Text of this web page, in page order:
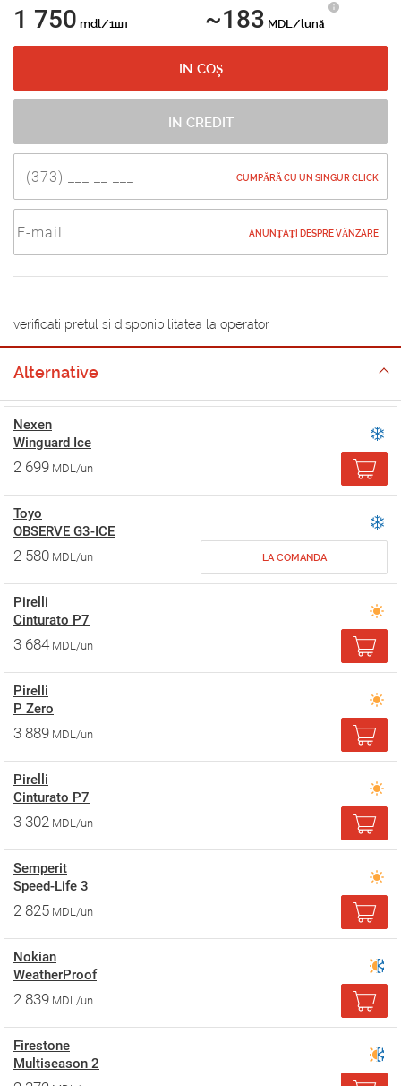
1 750 mdl/1шт ~183 MDL/lună
IN COȘ
IN CREDIT
CUMPĂRĂ CU UN SINGUR CLICK
ANUNȚAȚI DESPRE VÂNZARE
verificati pretul si disponibilitatea la operator
Alternative
Nexen
Winguard Ice
2 699 MDL/un
Toyo
OBSERVE G3-ICE
2 580 MDL/un LA COMANDA
Pirelli
Cinturato P7
3 684 MDL/un
Pirelli
P Zero
3 889 MDL/un
Pirelli
Cinturato P7
3 302 MDL/un
Semperit
Speed-Life 3
2 825 MDL/un
Nokian
WeatherProof
2 839 MDL/un
Firestone
Multiseason 2